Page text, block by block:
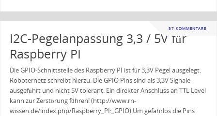
57 KOMMENTARE
I2C-Pegelanpassung 3,3 / 5V für
Raspberry PI
Die GPIO-Schnittstelle des Raspberry PI ist für 3,3V Pegel ausgelegt.
Roboternetz schreibt hierzu: Die GPIO Pins sind als 3,3V Signale
ausgeführt und nicht 5V tolerant. Ein direkter Anschluss an TTL Level
kann zur Zerstörung führen! (http://www.rn-
wissen.de/index.php/Raspberry_PI:_GPIO) Um gefahrlos die Pins